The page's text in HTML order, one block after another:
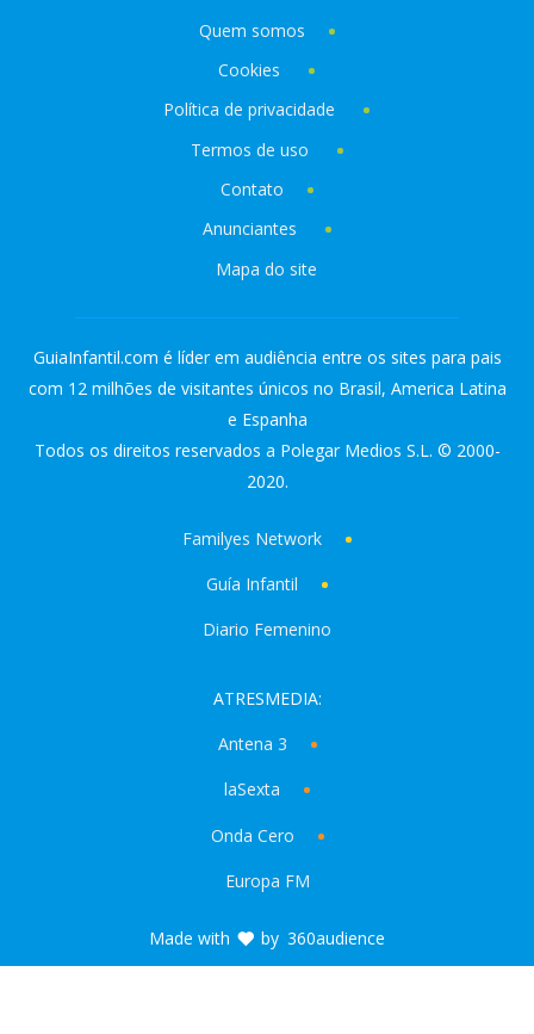
Quem somos
Cookies
Política de privacidade
Termos de uso
Contato
Anunciantes
Mapa do site
GuiaInfantil.com é líder em audiência entre os sites para pais
com 12 milhões de visitantes únicos no Brasil, America Latina
e Espanha
Todos os direitos reservados a Polegar Medios S.L. © 2000-
2020.
Familyes Network
Guía Infantil
Diario Femenino
ATRESMEDIA:
Antena 3
laSexta
Onda Cero
Europa FM
Made with by 360audience